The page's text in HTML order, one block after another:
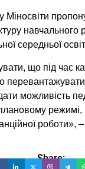
Міносвіти
навчального
середньої
що під час
можливість
режимі,
роботи»,
Share: